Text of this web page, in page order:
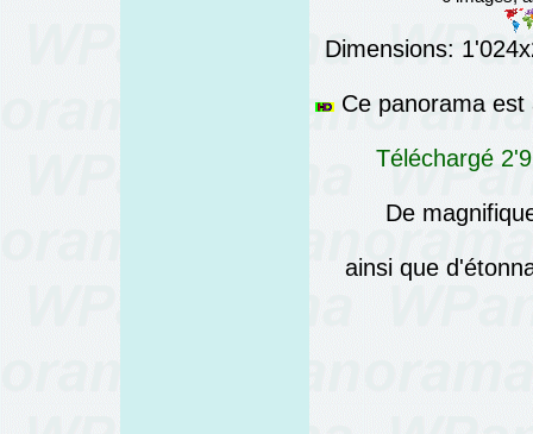
Dimensions:
Ce panorama est
Téléchargé
De
ainsi que